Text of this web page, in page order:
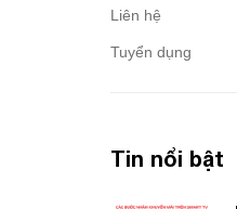
Liên hệ
Tuyển dụng
Tin nổi bật